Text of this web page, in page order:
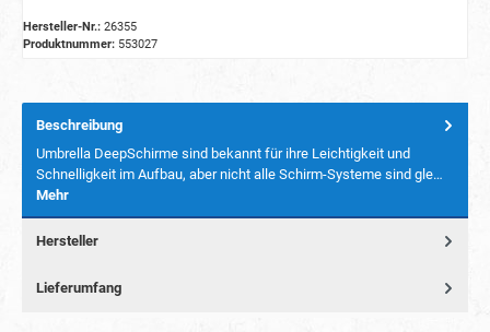
Hersteller-Nr.: 26355
Produktnummer: 553027
Beschreibung
Umbrella DeepSchirme sind bekannt für ihre Leichtigkeit und
Schnelligkeit im Aufbau, aber nicht alle Schirm-Systeme sind gle…
Mehr
Hersteller
Lieferumfang